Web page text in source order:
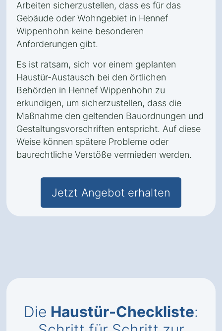
Arbeiten sicherzustellen, dass es für das
Gebäude oder Wohngebiet in Hennef
Wippenhohn keine besonderen
Anforderungen gibt.
Es ist ratsam, sich vor einem geplanten
Haustür-Austausch bei den örtlichen
Behörden in Hennef Wippenhohn zu
erkundigen, um sicherzustellen, dass die
Maßnahme den geltenden Bauordnungen und
Gestaltungsvorschriften entspricht. Auf diese
Weise können spätere Probleme oder
baurechtliche Verstöße vermieden werden.
Jetzt Angebot erhalten
Die Haustür-Checkliste: